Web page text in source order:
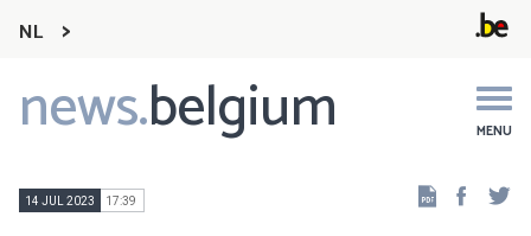
NL
news.belgium MENU
Main
navigation
14 JUL 2023 17:39